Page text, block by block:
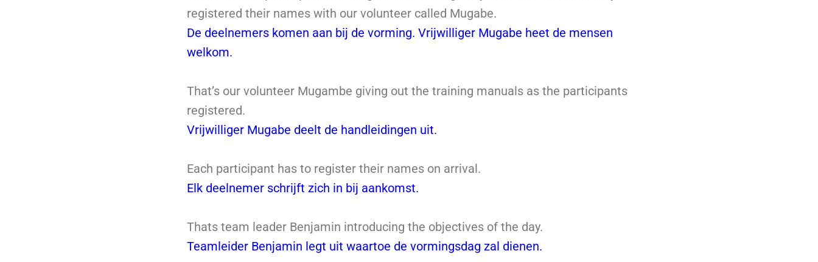
registered their names with our volunteer called Mugabe.
De deelnemers komen aan bij de vorming. Vrijwilliger Mugabe heet de mensen
welkom.
That’s our volunteer Mugambe giving out the training manuals as the participants
registered.
Vrijwilliger Mugabe deelt de handleidingen uit.
Each participant has to register their names on arrival.
Elk deelnemer schrijft zich in bij aankomst.
Thats team leader Benjamin introducing the objectives of the day.
Teamleider Benjamin legt uit waartoe de vormingsdag zal dienen.